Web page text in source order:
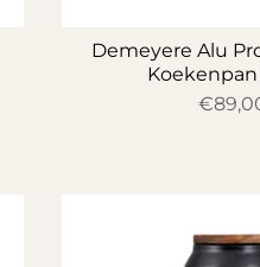
Demeyere Alu